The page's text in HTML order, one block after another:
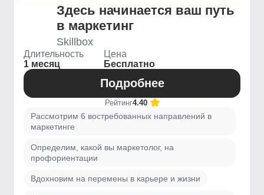
Здесь начинается ваш путь
в маркетинг
Skillbox
Длительность
1 месяц
Цена
Бесплатно
Подробнее
Рейтинг4.40
Рассмотрим 6 востребованных направлений в
маркетинге
Определим, какой вы маркетолог, на
профориентации
Вдохновим на перемены в карьере и жизни